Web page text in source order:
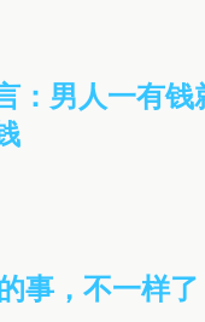
：男人一有
事，不一样了